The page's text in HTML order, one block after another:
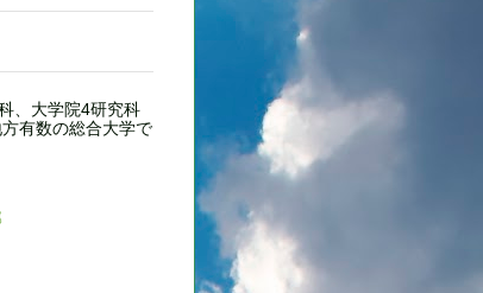
、大学院4研究科
有数の総合大学で